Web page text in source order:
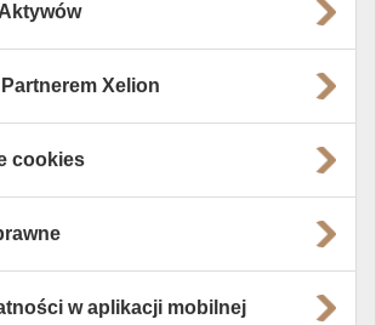
Xelion
cookies
w aplikacji mobilnej